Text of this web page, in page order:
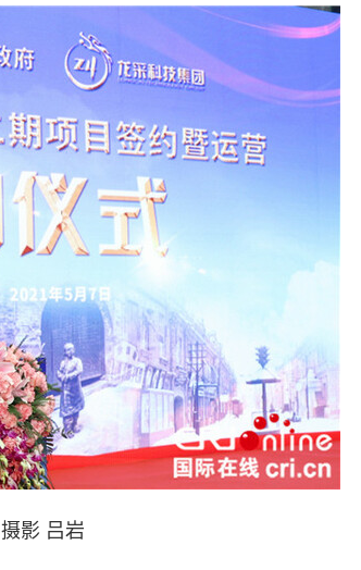
摄影 吕岩